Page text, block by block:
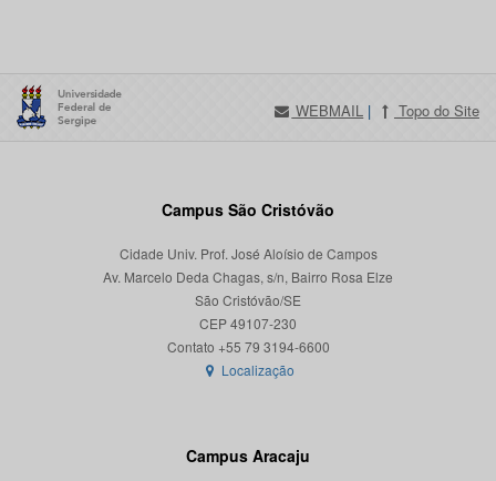
WEBMAIL | Topo do Site
Campus São Cristóvão
Cidade Univ. Prof. José Aloísio de Campos
Av. Marcelo Deda Chagas, s/n, Bairro Rosa Elze
São Cristóvão/SE
CEP 49107-230
Localização
Campus Aracaju